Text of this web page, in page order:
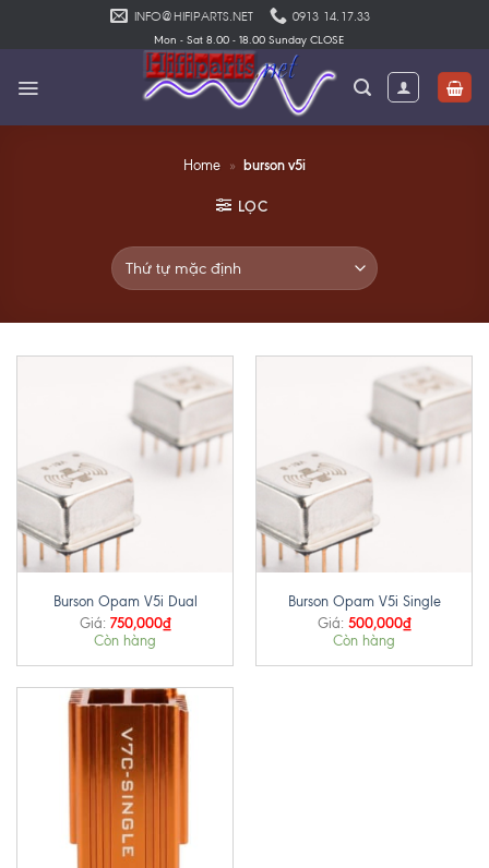
INFO@HIFIPARTS.NET 0913 14.17.33
Mon - Sat 8.00 - 18.00 Sunday CLOSE
Home » burson v5i
LỌC
Burson Opam V5i Dual
Giá: 750,000₫
Còn hàng
Burson Opam V5i Single
Giá: 500,000₫
Còn hàng